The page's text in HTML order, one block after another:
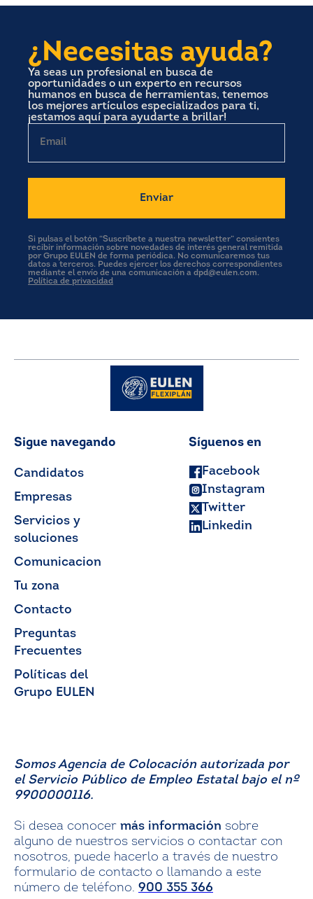
¿Necesitas ayuda?
Ya seas un profesional en busca de
oportunidades o un experto en recursos
humanos en busca de herramientas, tenemos
los mejores artículos especializados para ti,
¡estamos aquí para ayudarte a brillar!
Si pulsas el botón “Suscríbete a nuestra newsletter” consientes
recibir información sobre novedades de interés general remitida
por Grupo EULEN de forma periódica. No comunicaremos tus
datos a terceros. Puedes ejercer los derechos correspondientes
mediante el envío de una comunicación a dpd@eulen.com.
Política de privacidad
Sigue navegando
Candidatos
Empresas
Servicios y
soluciones
Comunicacion
Tu zona
Contacto
Preguntas
Frecuentes
Políticas del
Grupo EULEN
Síguenos en
Facebook
Instagram
Twitter
Linkedin
Somos Agencia de Colocación autorizada por
el Servicio Público de Empleo Estatal bajo el nº
9900000116.
Si desea conocer más información sobre
alguno de nuestros servicios o contactar con
nosotros, puede hacerlo a través de nuestro
formulario de contacto o llamando a este
número de teléfono. 900 355 366